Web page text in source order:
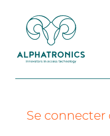
Se connecter